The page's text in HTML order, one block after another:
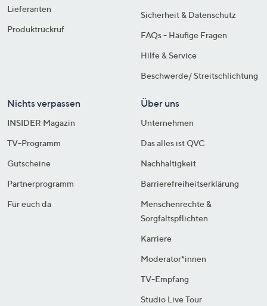
Lieferanten
Produktrückruf
Sicherheit & Datenschutz
FAQs - Häufige Fragen
Hilfe & Service
Beschwerde/ Streitschlichtung
Nichts verpassen
INSIDER Magazin
TV-Programm
Gutscheine
Partnerprogramm
Für euch da
Über uns
Unternehmen
Das alles ist QVC
Nachhaltigkeit
Barrierefreiheitserklärung
Menschenrechte &
Sorgfaltspflichten
Karriere
Moderator*innen
TV-Empfang
Studio Live Tour